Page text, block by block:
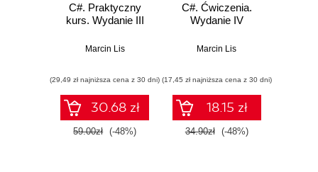
C#. Praktyczny
kurs. Wydanie III
Marcin Lis
(29,49 zł najniższa cena z 30 dni)
30.68 zł
59.00zł (-48%)
C#. Ćwiczenia.
Wydanie IV
Marcin Lis
(17,45 zł najniższa cena z 30 dni)
18.15 zł
34.90zł (-48%)